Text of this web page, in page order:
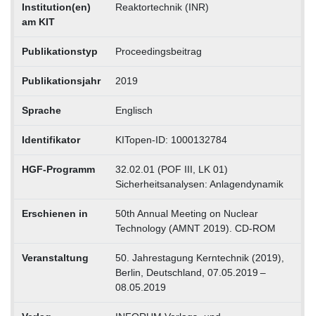
Institution(en)
am KIT
Reaktortechnik (INR)
Publikationstyp Proceedingsbeitrag
Publikationsjahr 2019
Sprache Englisch
Identifikator KITopen-ID: 1000132784
HGF-Programm
32.02.01 (POF III, LK 01)
Sicherheitsanalysen: Anlagendynamik
Erschienen in
50th Annual Meeting on Nuclear
Technology (AMNT 2019). CD-ROM
Veranstaltung
50. Jahrestagung Kerntechnik (2019),
Berlin, Deutschland, 07.05.2019 –
08.05.2019